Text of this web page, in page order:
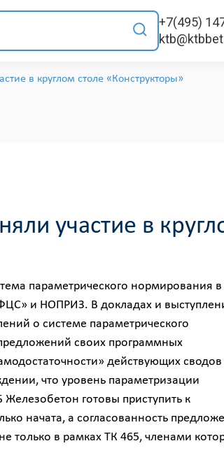
+7(495)
в круглом столе «Конструкторы»
участие в
параметрического нормирования в
и НОПРИЗ. В докладах и
о системе параметрического
своих программных
действующих сводов
что уровень параметризации
готовы приступить к
начата, а согласованность
только в рамках ТК 465, членами